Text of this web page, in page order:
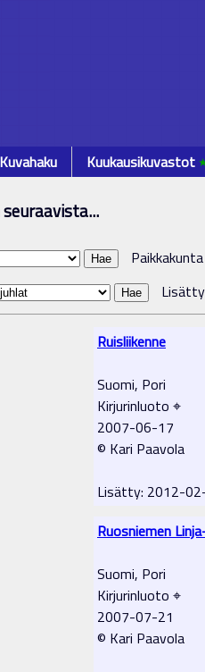
Kuvahaku Kuukausikuvastot
Paikkakunta
Lisätty
Ruisliikenne
Suomi, Pori
Kirjurinluoto ⌖
2007-06-17
© Kari Paavola
Lisätty: 2012-
Ruosniemen
Suomi, Pori
Kirjurinluoto ⌖
2007-07-21
© Kari Paavola